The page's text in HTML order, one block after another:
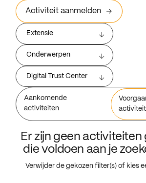
Activiteit aanmelden
Extensie
Onderwerpen
Digital Trust Center
Aankomende
activiteiten
Er zijn geen
die voldoen aan je
Verwijder de gekozen filter(s) of kies